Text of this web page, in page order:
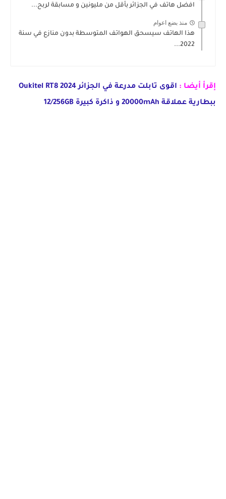
افضل هاتف في الجزائر بأقل من مليونين و مسابقة لربح...
منذ بضع اعوام
هذا الهاتف سيسحق الهواتف المتوسطة بدون منازع في سنة
2022...
إقرأ أيضا :
اقوى تابلت مدرعة في الجزائر 2024 Oukitel RT8
ببطارية عملاقة 20000mAh و ذاكرة كبيرة 12/256GB